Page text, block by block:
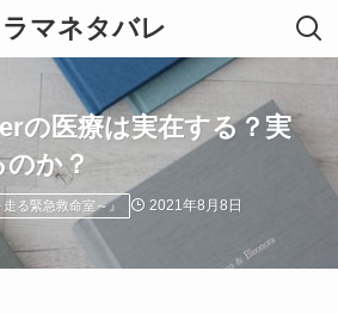
ラマネタバレ
の医療は実在する？実
か？
る緊急救命室～』 2021年8月8日